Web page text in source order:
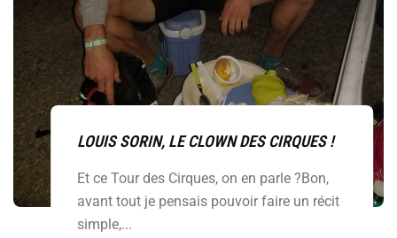
LOUIS SORIN, LE CLOWN DES CIRQUES !
Et ce Tour des Cirques, on en parle ?Bon,
avant tout je pensais pouvoir faire un récit
simple,...